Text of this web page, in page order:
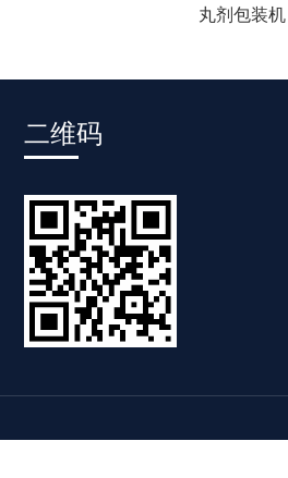
丸剂包装机
二维码